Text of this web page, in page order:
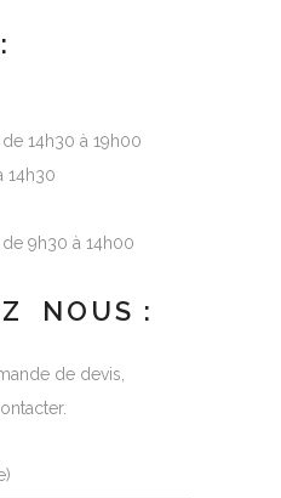
14h30 à 19h00
14h30
9h30 à 14h00
NOUS :
de devis,